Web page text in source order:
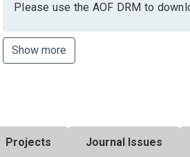
Please use the AOF DRM to
Show more
Projects Journal Issues